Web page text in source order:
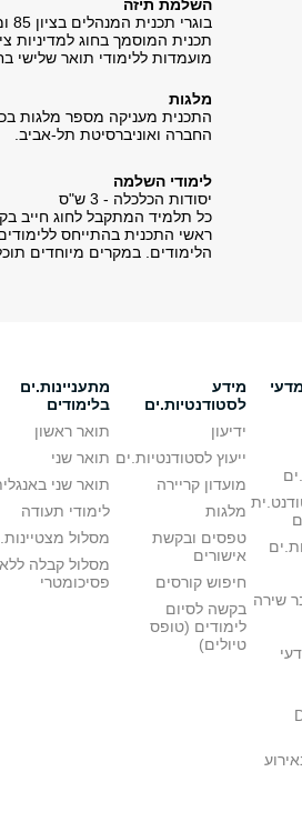
השלמת תיזה
מועמדות ללימודי תואר שלישי
מלגות
התכנית מעניקה מספר מלגות
החברה ואוניברסיטת תל-אביב.
לימודי השלמה
יסודות הכלכלה - 3 ש"ס
כל תלמיד המתקבל לחוג חייב
ראשי התכנית בהתייחס
הלימודים. במקרים מיוחדים
שירה
מידע
לסטודנטיות.ים
ידיעון
ייעוץ לסטודנטיות.ים
מועדון קריירה
מלגות
טפסים ובקשת
אישורים
חיפוש קורסים
בקשה לסיום
לימודים (טופס
טיולים)
מתעניינות.ים
בלימודים
תואר ראשון
תואר שני
תואר שני
לימודי תעודה
מסלול
מסלול קבלה ללא
פסיכומטרי